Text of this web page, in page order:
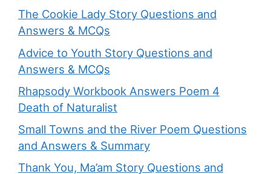
The Cookie Lady Story Questions and
Answers & MCQs
Advice to Youth Story Questions and
Answers & MCQs
Rhapsody Workbook Answers Poem 4
Death of Naturalist
Small Towns and the River Poem Questions
and Answers & Summary
Thank You, Ma’am Story Questions and